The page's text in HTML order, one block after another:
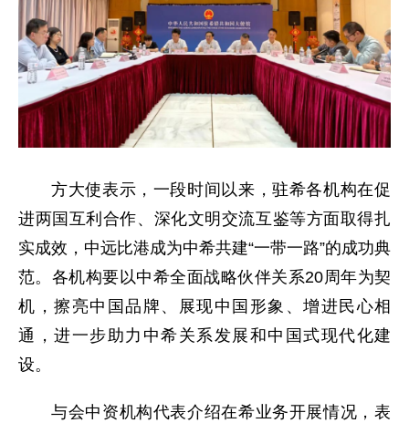
方大使表示，一段时间以来，驻希各机构在促
进两国互利合作、深化文明交流互鉴等方面取得扎
实成效， 中远比港成为中希共建“一带一路”的成功典
范。各机构要以中希全面战略伙伴关系20周年为契
机，擦亮中国品牌、展现中国形象、增进民心相
通，进一步助力中希关系发展和中国式现代化建
设。
与会中资机构代表介绍在希业务开展情况，表